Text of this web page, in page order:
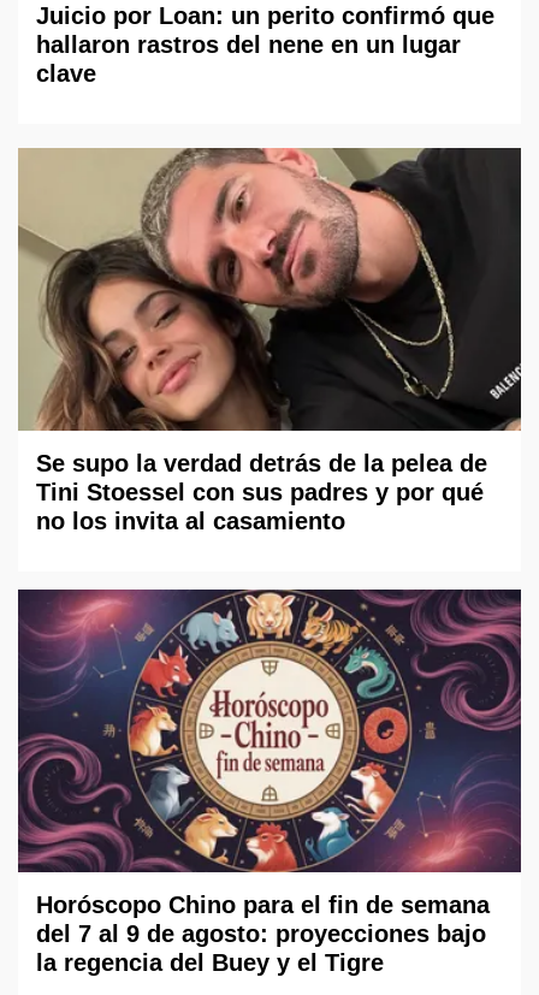
Juicio por Loan: un perito confirmó que
hallaron rastros del nene en un lugar
clave
Se supo la verdad detrás de la pelea de
Tini Stoessel con sus padres y por qué
no los invita al casamiento
Horóscopo Chino para el fin de semana
del 7 al 9 de agosto: proyecciones bajo
la regencia del Buey y el Tigre